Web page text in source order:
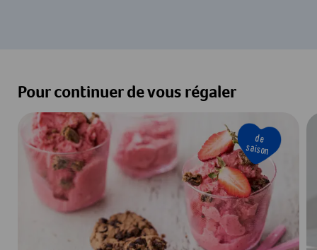
Pour continuer de vous régaler
de
saison